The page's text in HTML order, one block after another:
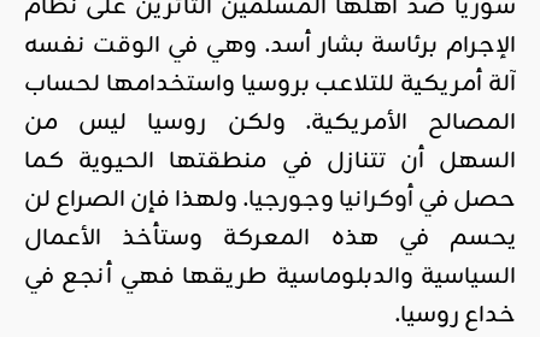
الإجرام برئاسة بشار أسد. وهي في الوقت نفسه
آلة أمريكية للتلاعب بروسيا واستخدامها لحساب
المصالح الأمريكية. ولكن روسيا ليس من
السهل أن تتنازل في منطقتها الحيوية كما
حصل فيأوكرانياوجورجيا. ولهذا فإن الصراع لن
يحسم في هذه المعركة وستأخذ الأعمال
السياسية والدبلوماسية طريقها فهي أنجع في
خداع روسيا.